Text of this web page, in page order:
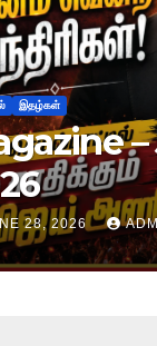
June